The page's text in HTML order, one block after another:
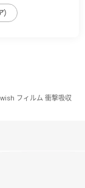
フィルム 衝撃吸収